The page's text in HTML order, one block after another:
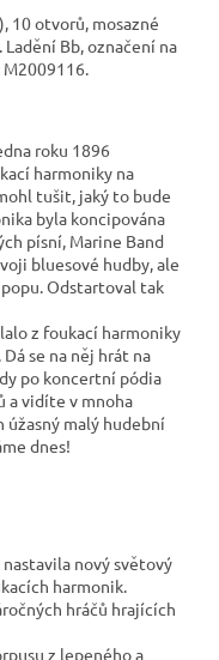
10 otvorů, mosazné
Bb, označení na
M2009116.
roku 1896
harmoniky na
tušit, jaký to bude
byla koncipována
písní, Marine Band
bluesové hudby, ale
Odstartoval tak
z foukací harmoniky
se na něj hrát na
po koncertní pódia
a vidíte v mnoha
malý hudební
dnes!
nastavila nový světový
harmonik.
hráčů hrajících
z lepeného a